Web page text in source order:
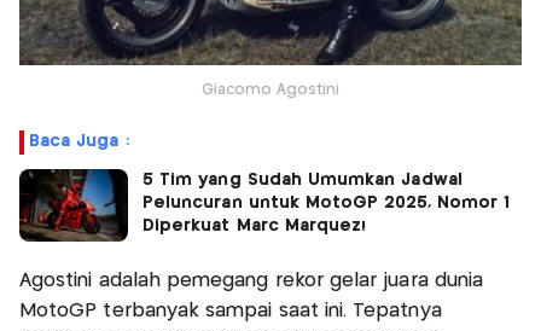
Giacomo Agostini
Baca Juga :
5 Tim yang Sudah Umumkan Jadwal
Peluncuran untuk MotoGP 2025, Nomor 1
Diperkuat Marc Marquez!
Agostini adalah pemegang rekor gelar juara dunia
MotoGP terbanyak sampai saat ini. Tepatnya